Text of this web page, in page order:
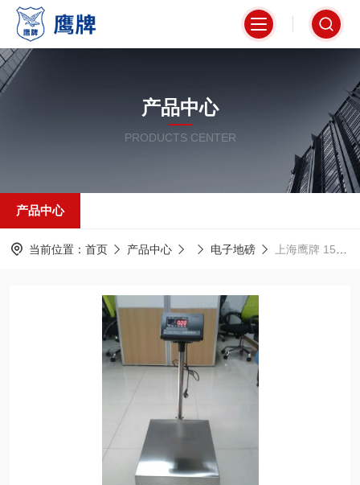
产品中心
PRODUCTS CENTER
产品中心
当前位置： 首页 产品中心 电子地磅 上海鹰牌 150kg电子台秤 电子秤